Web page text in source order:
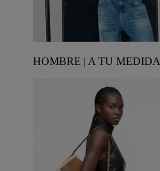
HOMBRE | A TU MEDIDA